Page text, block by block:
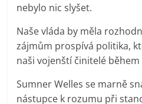
nebylo nic slyšet.
Naše vláda by měla
zájmům prospívá politika,
naši vojenští činitelé
Sumner Welles se marně
nástupce k rozumu při